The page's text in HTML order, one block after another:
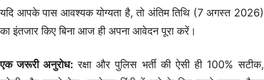
यदि आपके पास आवश्यक योग्यता है, तो अंतिम तिथि (7 अगस्त 2026)
का इंतजार किए बिना आज ही अपना आवेदन पूरा करें।
एक जरूरी अनुरोध: रक्षा और पुलिस भर्ती की ऐसी ही 100% सटीक,